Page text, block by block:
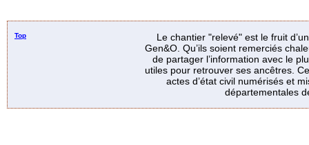
Top
Le chantier "relevé" est le fruit
Gen&O. Qu’ils soient remerciés
de partager l’information avec le
utiles pour retrouver ses ancêtres.
actes d’état civil numérisés et
départementales